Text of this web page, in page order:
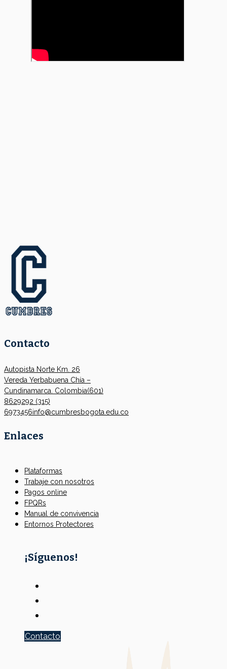
Contacto
Autopista Norte Km. 26
Vereda Yerbabuena Chía –
Cundinamarca. Colombia(601)
8629292 (315)
6973456info@cumbresbogota.edu.co
Enlaces
Plataformas
Trabaje con nosotros
Pagos online
FPQRs
Manual de convivencia
Entornos Protectores
¡Síguenos!
Contacto